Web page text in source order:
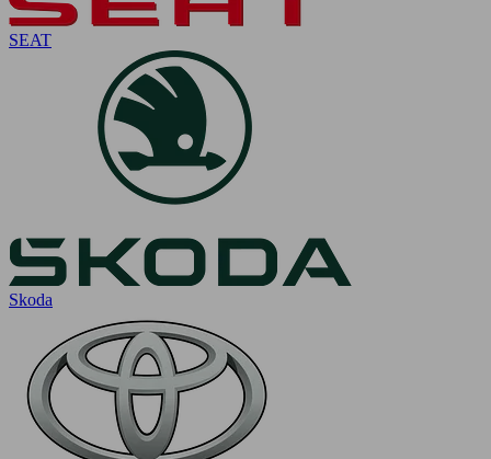
SEAT
Skoda